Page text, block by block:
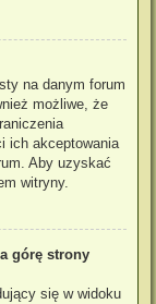
na danym forum
możliwe, że
ich akceptowania
Aby uzyskać
witryny.
górę strony
się w widoku